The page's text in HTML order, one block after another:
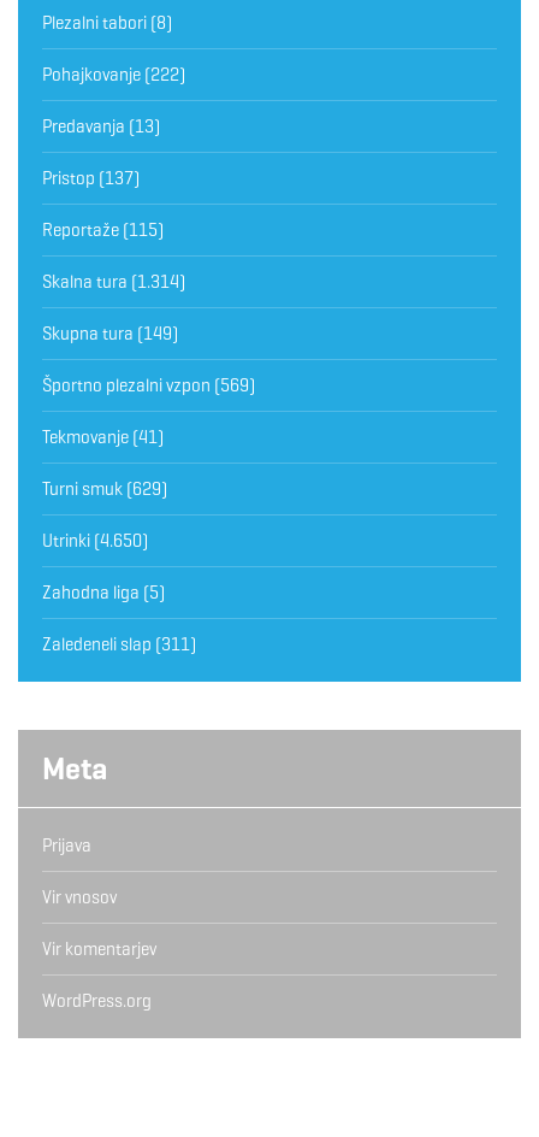
Plezalni tabori (8)
Pohajkovanje (222)
Predavanja (13)
Pristop (137)
Reportaže (115)
Skalna tura (1.314)
Skupna tura (149)
Športno plezalni vzpon (569)
Tekmovanje (41)
Turni smuk (629)
Utrinki (4.650)
Zahodna liga (5)
Zaledeneli slap (311)
Meta
Prijava
Vir vnosov
Vir komentarjev
WordPress.org